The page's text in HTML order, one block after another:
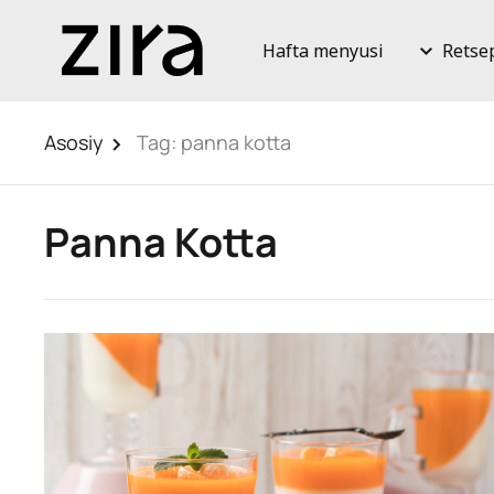
Hafta menyusi
Asosiy Tag: panna kotta
Panna Kotta